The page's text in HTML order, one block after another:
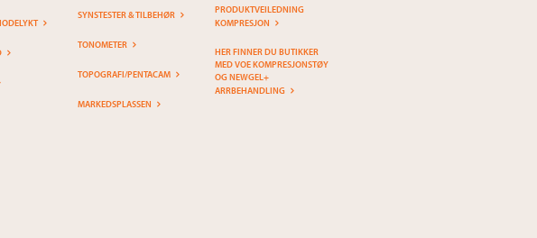
SYNSTESTER & TILBEHØR
TONOMETER
TOPOGRAFI/PENTACAM
MARKEDSPLASSEN
PRODUKTVEILEDNING
KOMPRESJON
HER FINNER DU BUTIKKER
MED VOE KOMPRESJONSTØY
OG NEWGEL+
ARRBEHANDLING